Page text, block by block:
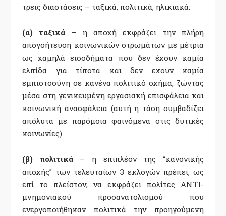
τρεις διαστάσεις – ταξικά, πολιτικά, ηλικιακά:
(α) ταξικά – η αποχή εκφράζει την πλήρη
απογοήτευση κοινωνικών στρωμάτων με μέτρια
ως χαμηλά εισοδήματα που δεν έχουν καμία
ελπίδα για τίποτα και δεν εχουν καμία
εμπιστοσύνη σε κανένα πολιτικό σχήμα, ζώντας
μέσα στη γενικευμένη εργασιακή επισφάλεια και
κοινωνική ανασφάλεια (αυτή η τάση συμβαδίζει
απόλυτα με παρόμοια φαινόμενα στις δυτικές
κοινωνίες)
(β) πολιτικά– η επιπλέον της “κανονικής
αποχής” των τελευταίων 3 εκλογών πρέπει, ως
επί το πλείστον, να εκφράζει πολίτες ΑΝΤΙ-
μνημονιακού προσανατολισμού που
ενεργοποιήθηκαν πολιτικά την προηγούμενη